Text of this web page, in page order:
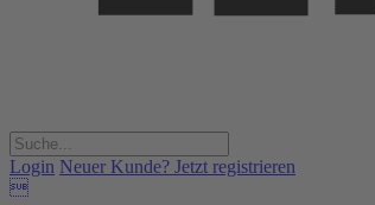
Login Neuer Kunde? Jetzt registrieren
